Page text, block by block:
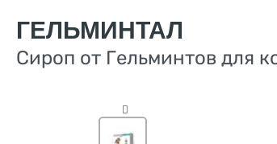
ГЕЛЬМИНТАЛ
Сироп от Гельминтов для